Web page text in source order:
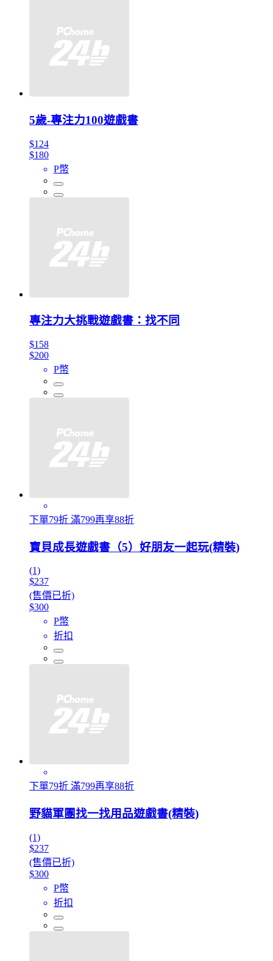
5歲-專注力100遊戲書
$124
$180
P幣
專注力大挑戰遊戲書：找不同
$158
$200
P幣
下單79折 滿799再享88折
寶貝成長遊戲書（5）好朋友一起玩(精裝)
(1)
$237
(售價已折)
$300
P幣
折扣
下單79折 滿799再享88折
野貓軍團找一找用品遊戲書(精裝)
(1)
$237
(售價已折)
$300
P幣
折扣